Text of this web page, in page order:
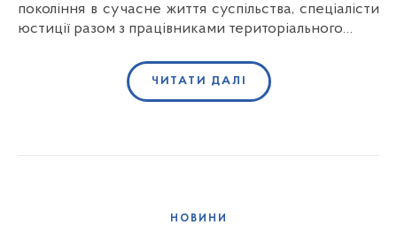
покоління в сучасне життя суспільства, спеціалісти
юстиції разом з працівниками територіального…
ЧИТАТИ ДАЛІ
НОВИНИ